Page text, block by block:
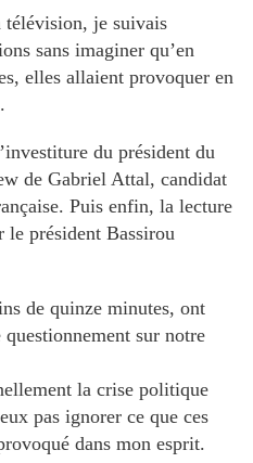
télévision, je suivais
sans imaginer qu’en
elles allaient provoquer en
du président du
de Gabriel Attal, candidat
Puis enfin, la lecture
le président Bassirou
de quinze minutes, ont
sur notre
la crise politique
pas ignorer ce que ces
dans mon esprit.